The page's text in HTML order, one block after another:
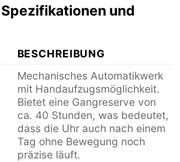
und
BESCHREIBUNG
Mechanisches Automatikwerk
mit Handaufzugsmöglichkeit.
Bietet eine Gangreserve von
ca. 40 Stunden, was bedeutet,
dass die Uhr auch nach einem
Tag ohne Bewegung noch
präzise läuft.